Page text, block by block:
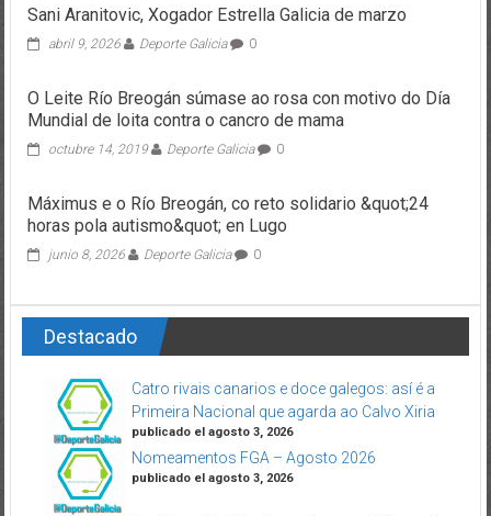
Sani Aranitovic, Xogador Estrella Galicia de marzo
abril 9, 2026 Deporte Galicia 0
O Leite Río Breogán súmase ao rosa con motivo do Día
Mundial de loita contra o cancro de mama
octubre 14, 2019 Deporte Galicia 0
Máximus e o Río Breogán, co reto solidario &quot;24
horas pola autismo&quot; en Lugo
junio 8, 2026 Deporte Galicia 0
Destacado
Catro rivais canarios e doce galegos: así é a
Primeira Nacional que agarda ao Calvo Xiria
publicado el agosto 3, 2026
Nomeamentos FGA – Agosto 2026
publicado el agosto 3, 2026